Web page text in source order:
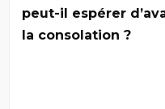
peut-il espérer
la consolation ?